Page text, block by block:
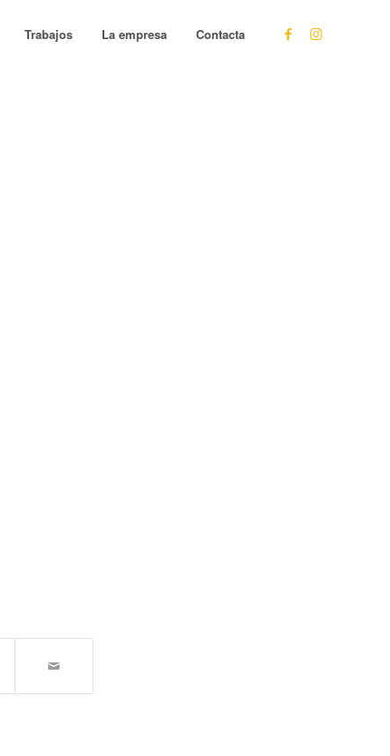
Trabajos La empresa Contacta